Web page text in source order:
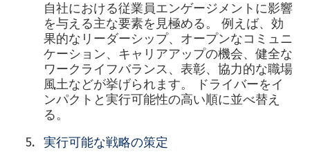
自社における従業員エンゲージメントに影響
を与える主な要素を見極める。 例えば、効
果的なリーダーシップ、オープンなコミュニ
ケーション、キャリアアップの機会、健全な
ワークライフバランス、表彰、協力的な職場
風土などが挙げられます。 ドライバーをイ
ンパクトと実行可能性の高い順に並べ替え
る。
実行可能な戦略の策定